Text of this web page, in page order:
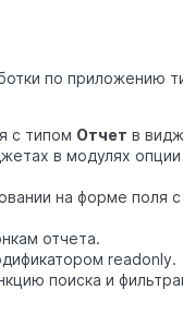
по приложению
с типом Отчет в
в модулях опции
на форме поля
отчета.
readonly.
поиска и